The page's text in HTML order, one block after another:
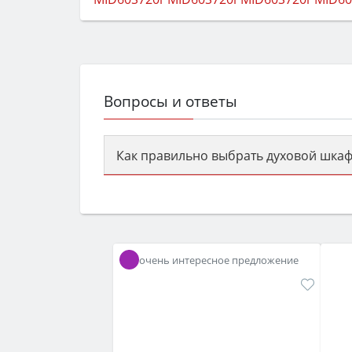
Вопросы и ответы
Как правильно выбрать духовой
семьи, класс энергопотребления не
очень интересное предложение